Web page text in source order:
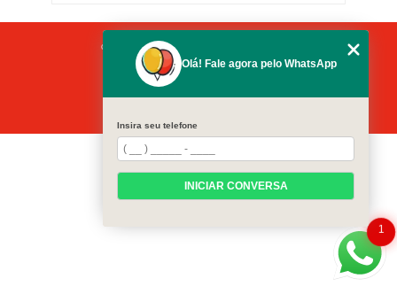
Copyright © Pronto Socorro Das Festas. (Lei 9610 de 19/02/1998)
1
Olá! Fale agora pelo WhatsApp
Insira seu telefone
INICIAR CONVERSA